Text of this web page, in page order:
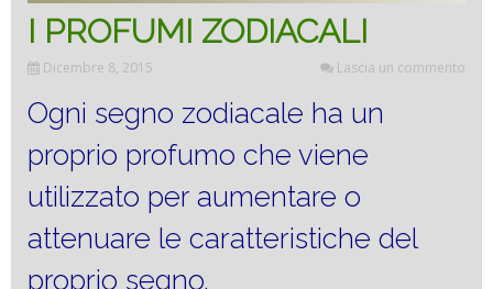
I PROFUMI ZODIACALI
Dicembre 8, 2015 Lascia un commento
Ogni segno zodiacale ha un
proprio profumo che viene
utilizzato per aumentare o
attenuare le caratteristiche del
proprio segno.